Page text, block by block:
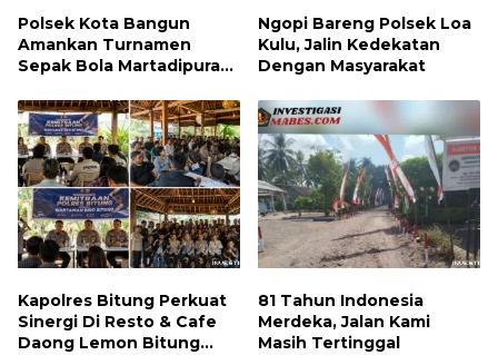
Polsek Kota Bangun
Amankan Turnamen
Sepak Bola Martadipura
Ngopi Bareng Polsek Loa
Kulu, Jalin Kedekatan
Dengan Masyarakat
Kapolres Bitung Perkuat
Sinergi Di Resto & Cafe
Daong Lemon Bitung
81 Tahun Indonesia
Merdeka, Jalan Kami
Masih Tertinggal